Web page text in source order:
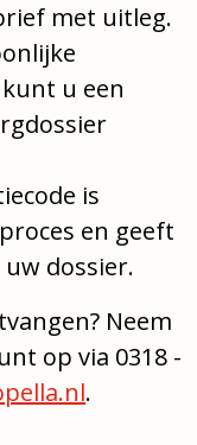
met uitleg.
u een
is
en geeft
dossier.
Neem
op via 0318 -
.